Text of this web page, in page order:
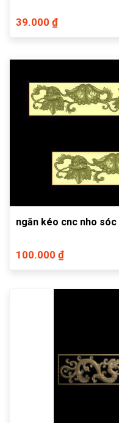
39.000 ₫
ngăn kéo cnc nho sóc
100.000 ₫